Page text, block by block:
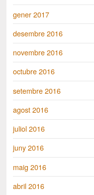
gener 2017
desembre 2016
novembre 2016
octubre 2016
setembre 2016
agost 2016
juliol 2016
juny 2016
maig 2016
abril 2016